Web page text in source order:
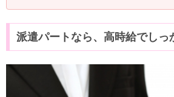
派遣パートなら、高時給でしっ